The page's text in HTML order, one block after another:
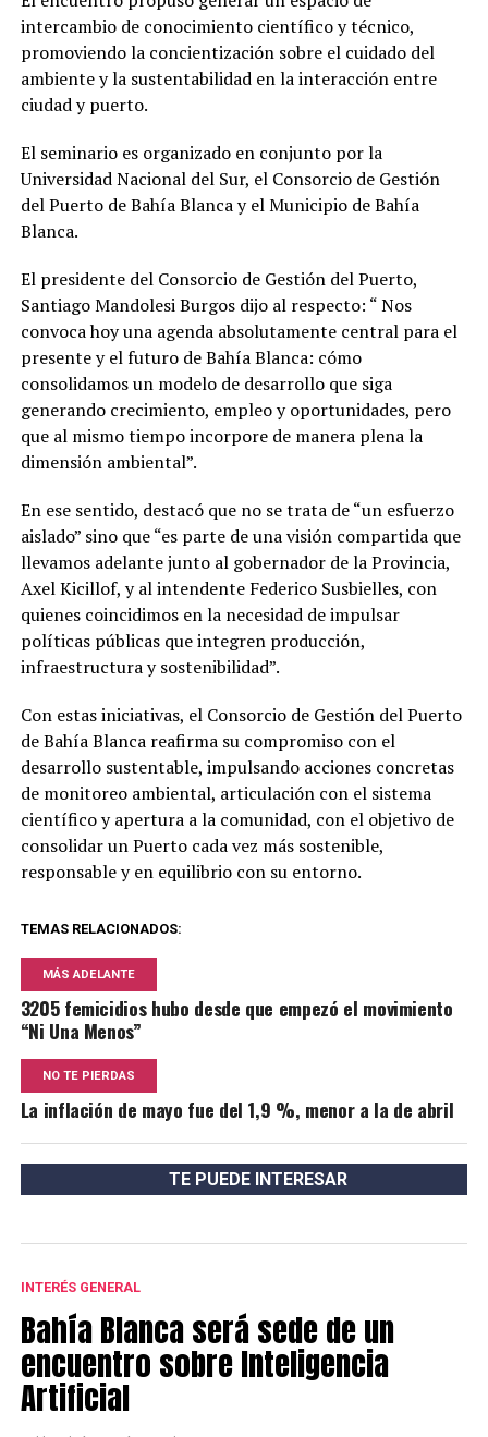
intercambio de conocimiento científico y técnico,
promoviendo la concientización sobre el cuidado del
ambiente y la sustentabilidad en la interacción entre
ciudad y puerto.
El seminario es organizado en conjunto por la
Universidad Nacional del Sur, el Consorcio de Gestión
del Puerto de Bahía Blanca y el Municipio de Bahía
Blanca.
El presidente del Consorcio de Gestión del Puerto,
Santiago Mandolesi Burgos dijo al respecto: “ Nos
convoca hoy una agenda absolutamente central para el
presente y el futuro de Bahía Blanca: cómo
consolidamos un modelo de desarrollo que siga
generando crecimiento, empleo y oportunidades, pero
que al mismo tiempo incorpore de manera plena la
dimensión ambiental”.
En ese sentido, destacó que no se trata de “un esfuerzo
aislado” sino que “es parte de una visión compartida que
llevamos adelante junto al gobernador de la Provincia,
Axel Kicillof, y al intendente Federico Susbielles, con
quienes coincidimos en la necesidad de impulsar
políticas públicas que integren producción,
infraestructura y sostenibilidad”.
Con estas iniciativas, el Consorcio de Gestión del Puerto
de Bahía Blanca reafirma su compromiso con el
desarrollo sustentable, impulsando acciones concretas
de monitoreo ambiental, articulación con el sistema
científico y apertura a la comunidad, con el objetivo de
consolidar un Puerto cada vez más sostenible,
responsable y en equilibrio con su entorno.
TEMAS RELACIONADOS:
MÁS ADELANTE
3205 femicidios hubo desde que empezó el movimiento
“Ni Una Menos”
NO TE PIERDAS
La inflación de mayo fue del 1,9 %, menor a la de abril
TE PUEDE INTERESAR
INTERÉS GENERAL
Bahía Blanca será sede de un
encuentro sobre Inteligencia
Artificial